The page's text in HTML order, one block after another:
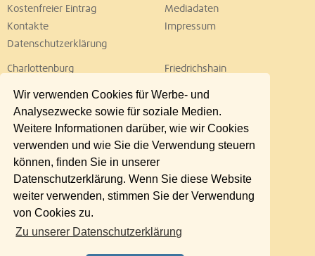
Wir verwenden Cookies für Werbe- und
Analysezwecke sowie für soziale Medien.
Weitere Informationen darüber, wie wir Cookies
verwenden und wie Sie die Verwendung steuern
können, finden Sie in unserer
Datenschutzerklärung. Wenn Sie diese Website
weiter verwenden, stimmen Sie der Verwendung
von Cookies zu.
Zu unserer Datenschutzerklärung
Kostenfreier Eintrag
Mediadaten
Kontakte
Impressum
Datenschutzerklärung
Charlottenburg
Friedrichshain
Lichtenberg
Marzahn
Neukölln
Pankow
Reinickendorf
Schöneberg
Spandau
Steglitz
Tempelhof
Treptow
Umland Ost